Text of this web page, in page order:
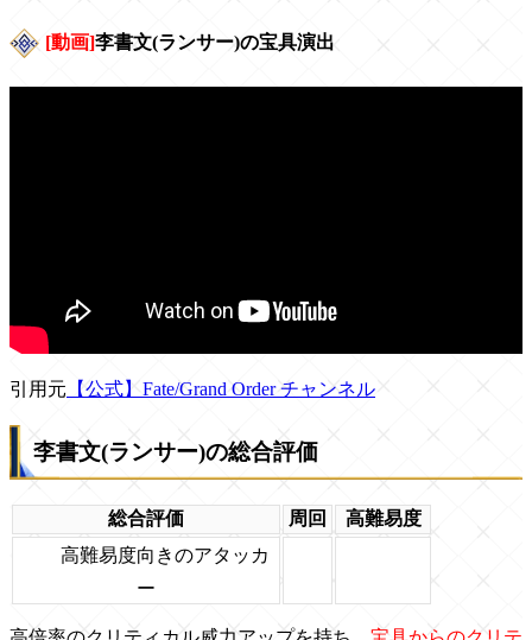
[動画]李書文(ランサー)の宝具演出
引用元 【公式】Fate/Grand Order チャンネル
李書文(ランサー)の総合評価
総合評価 周回
高難易度
高難易度向きのアタッカ
ー